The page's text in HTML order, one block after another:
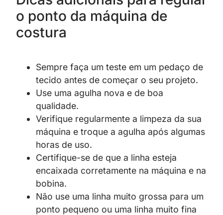
o ponto da máquina de
costura
Sempre faça um teste em um pedaço de
tecido antes de começar o seu projeto.
Use uma agulha nova e de boa
qualidade.
Verifique regularmente a limpeza da sua
máquina e troque a agulha após algumas
horas de uso.
Certifique-se de que a linha esteja
encaixada corretamente na máquina e na
bobina.
Não use uma linha muito grossa para um
ponto pequeno ou uma linha muito fina